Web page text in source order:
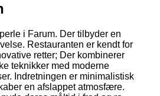
i Farum. Der tilbyder en
Restauranten er kendt for
retter; Der kombinerer
teknikker med moderne
Indretningen er minimalistisk
en afslappet atmosfære.